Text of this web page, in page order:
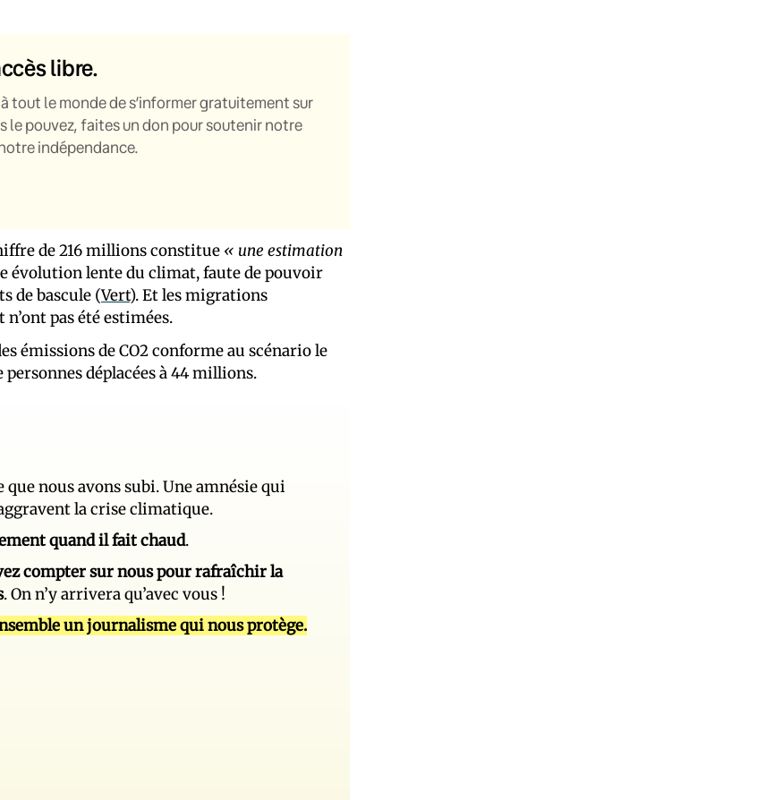
libre.
tout le monde de s’informer gratuitement sur
le pouvez, faites un don pour soutenir notre
indépendance.
de 216 millions constitue « une estimation
évolution lente du climat, faute de pouvoir
de bascule (Vert). Et les migrations
pas été estimées.
émissions de CO2 conforme au scénario le
déplacées à 44 millions.
nous avons subi. Une amnésie qui
la crise climatique.
quand il fait chaud.
compter sur nous pour rafraîchir la
. On n’y arrivera qu’avec vous !
un journalisme qui nous protège.